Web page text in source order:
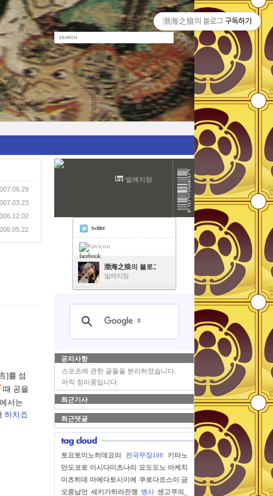
]를 섬
때 공을
에서는
하치죠
발해지랑
twitter
facebook
渤海之狼의 블로그
발해지랑
공지사항
스포츠에 관한 글들을 분리하였습니다.
아직 정리중입니다.
최근기사
최근댓글
토요토미노히데요리 전국무장100
키타노
만도코로 이시다미츠나리 요도도노 아케치
미츠히데 마에다토시이에 쿠로다죠스이 금
오중납언 세키가하라전쟁 병사 센고쿠의_
渤海之狼의 블로그 구독하기